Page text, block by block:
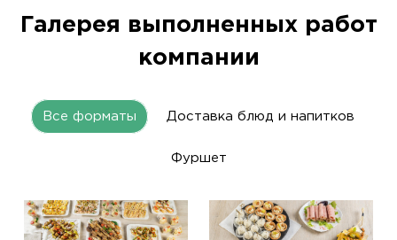
Галерея выполненных работ
компании
Все форматы Доставка блюд и напитков
Фуршет